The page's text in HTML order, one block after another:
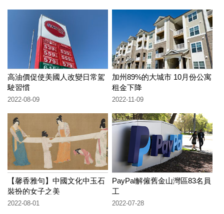
高油價促使美國人改變日常駕
駛習慣
2022-08-09
加州89%的大城市 10月份公寓
租金下降
2022-11-09
【馨香雅句】中國文化中玉石
裝扮的女子之美
2022-08-01
PayPal解僱舊金山灣區83名員
工
2022-07-28